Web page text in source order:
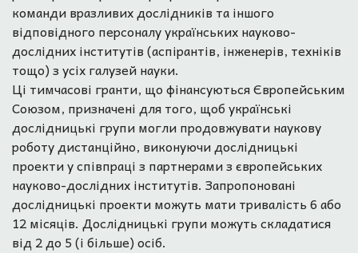
команди вразливих дослідників та іншого
відповідного персоналу українських науково-
дослідних інститутів (аспірантів, інженерів, техніків
тощо) з усіх галузей науки.
Ці тимчасові гранти, що фінансуються Європейським
Союзом, призначені для того, щоб українські
дослідницькі групи могли продовжувати наукову
роботу дистанційно, виконуючи дослідницькі
проекти у співпраці з партнерами з європейських
науково-дослідних інститутів. Запропоновані
дослідницькі проекти можуть мати тривалість 6 або
12 місяців. Дослідницькі групи можуть складатися
від 2 до 5 (і більше) осіб.